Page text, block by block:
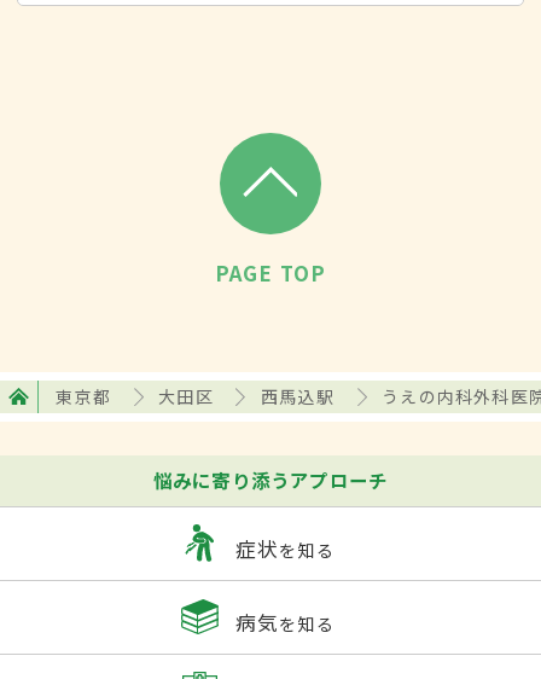
PAGE TOP
東京都 大田区 西馬込駅 うえの内科外科医
悩みに寄り添うアプローチ
症状を知る
病気を知る